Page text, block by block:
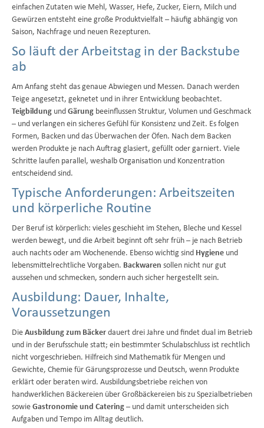
einfachen Zutaten wie Mehl, Wasser, Hefe, Zucker, Eiern, Milch und
Gewürzen entsteht eine große Produktvielfalt – häufig abhängig von
Saison, Nachfrage und neuen Rezepturen.
So läuft der Arbeitstag in der Backstube
ab
Am Anfang steht das genaue Abwiegen und Messen. Danach werden
Teige angesetzt, geknetet und in ihrer Entwicklung beobachtet.
Teigbildung und Gärung beeinflussen Struktur, Volumen und Geschmack
– und verlangen ein sicheres Gefühl für Konsistenz und Zeit. Es folgen
Formen, Backen und das Überwachen der Öfen. Nach dem Backen
werden Produkte je nach Auftrag glasiert, gefüllt oder garniert. Viele
Schritte laufen parallel, weshalb Organisation und Konzentration
entscheidend sind.
Typische Anforderungen: Arbeitszeiten
und körperliche Routine
Der Beruf ist körperlich: vieles geschieht im Stehen, Bleche und Kessel
werden bewegt, und die Arbeit beginnt oft sehr früh – je nach Betrieb
auch nachts oder am Wochenende. Ebenso wichtig sind Hygiene und
lebensmittelrechtliche Vorgaben. Backwaren sollen nicht nur gut
aussehen und schmecken, sondern auch sicher hergestellt sein.
Ausbildung: Dauer, Inhalte,
Voraussetzungen
Die Ausbildung zum Bäcker dauert drei Jahre und findet dual im Betrieb
und in der Berufsschule statt; ein bestimmter Schulabschluss ist rechtlich
nicht vorgeschrieben. Hilfreich sind Mathematik für Mengen und
Gewichte, Chemie für Gärungsprozesse und Deutsch, wenn Produkte
erklärt oder beraten wird. Ausbildungsbetriebe reichen von
handwerklichen Bäckereien über Großbäckereien bis zu Spezialbetrieben
sowie Gastronomie und Catering – und damit unterscheiden sich
Aufgaben und Tempo im Alltag deutlich.